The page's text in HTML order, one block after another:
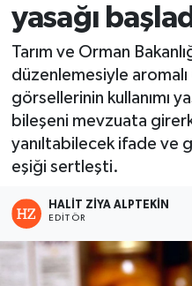
yasağı
Tarım ve Orman
düzenlemesiyle
görsellerinin kullanımı
bileşeni mevzuata
yanıltabilecek ifade ve
eşiği sertleşti.
HALIT ZIYA ALPTEKIN
EDITÖR